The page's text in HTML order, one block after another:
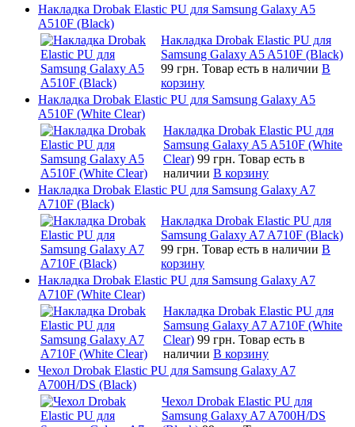
Накладка Drobak Elastic PU для Samsung Galaxy A5
A510F (Black)
Накладка Drobak Elastic PU для
Samsung Galaxy A5 A510F (Black)
99 грн. Товар есть в наличии В
корзину
Накладка Drobak Elastic PU для Samsung Galaxy A5
A510F (White Clear)
Накладка Drobak Elastic PU для
Samsung Galaxy A5 A510F (White
Clear) 99 грн. Товар есть в
наличии В корзину
Накладка Drobak Elastic PU для Samsung Galaxy A7
A710F (Black)
Накладка Drobak Elastic PU для
Samsung Galaxy A7 A710F (Black)
99 грн. Товар есть в наличии В
корзину
Накладка Drobak Elastic PU для Samsung Galaxy A7
A710F (White Clear)
Накладка Drobak Elastic PU для
Samsung Galaxy A7 A710F (White
Clear) 99 грн. Товар есть в
наличии В корзину
Чехол Drobak Elastic PU для Samsung Galaxy A7
A700H/DS (Black)
Чехол Drobak Elastic PU для
Samsung Galaxy A7 A700H/DS